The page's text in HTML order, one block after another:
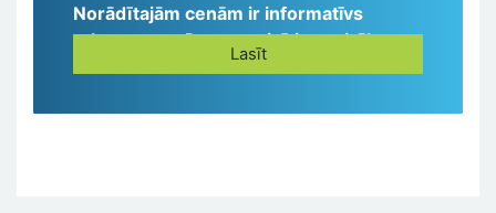
Norādītajām cenām ir informatīvs
raksturs un tās var mainīties vairākas
Lasīt